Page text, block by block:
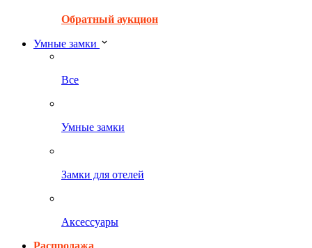
Обратный аукцион
Умные замки
Все
Умные замки
Замки для отелей
Аксессуары
Распродажа